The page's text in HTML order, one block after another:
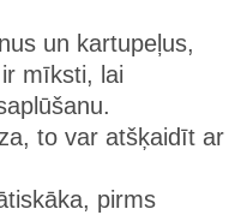
un kartupeļus,
mīksti, lai
to var atšķaidīt ar
pirms